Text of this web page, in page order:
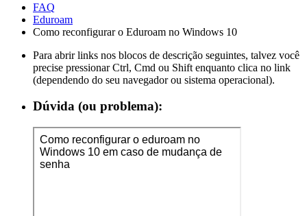
FAQ
Eduroam
Como reconfigurar o Eduroam no Windows 10
Para abrir links nos blocos de descrição seguintes, talvez você
precise pressionar Ctrl, Cmd ou Shift enquanto clica no link
(dependendo do seu navegador ou sistema operacional).
Dúvida (ou problema):